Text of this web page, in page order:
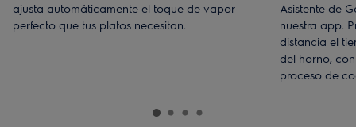
ajusta automáticamente el toque de vapor
perfecto que tus platos necesitan.
Asistente de
nuestra app.
distancia el
del horno,
proceso de